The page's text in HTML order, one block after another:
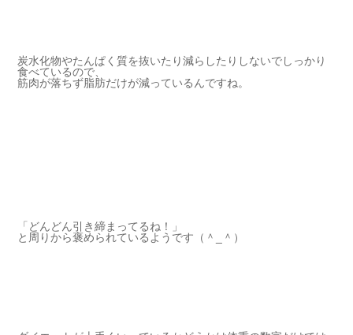
炭水化物やたんぱく質を抜いたり減らしたりしないでしっかり
食べているので、
筋肉が落ちず脂肪だけが減っているんですね。
「どんどん引き締まってるね！」
と周りから褒められているようです（＾_＾）